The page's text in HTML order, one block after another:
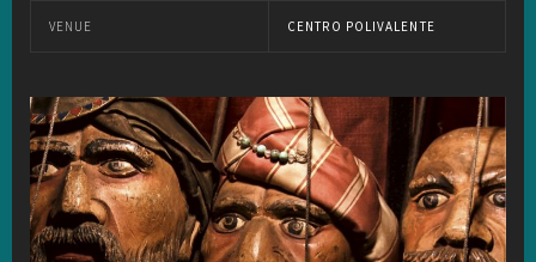
VENUE CENTRO POLIVALENTE